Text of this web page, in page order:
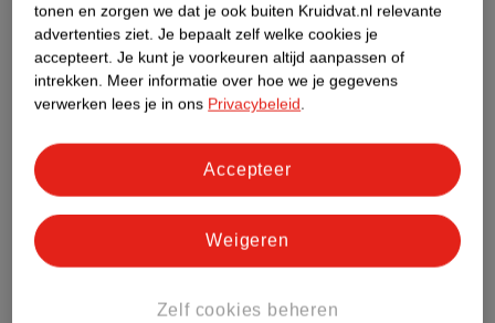
Dit product heeft (nog) geen Nature
Impact Score.
Meer informatie
Bestel & Bezorginformatie
Bekijk ook
tonen en zorgen we dat je ook buiten Kruidvat.nl relevante
advertenties ziet. Je bepaalt zelf welke cookies je
accepteert. Je kunt je voorkeuren altijd aanpassen of
intrekken. Meer informatie over hoe we je gegevens
verwerken lees je in ons Privacybeleid.
Zelf cookies beheren
Weigeren
Accepteer